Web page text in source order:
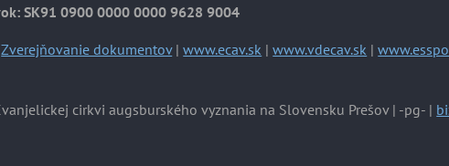
SK91 0900 0000 0000 9628 9004
Zverejňovanie dokumentov|www.ecav.sk |www.vdecav.sk |
cirkvi augsburského vyznania na Slovensku Prešov | -pg- |